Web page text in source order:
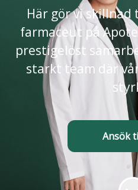
Här gör vi skillnad
farmaceut på
prestigelöst
starkt team där
Ansök